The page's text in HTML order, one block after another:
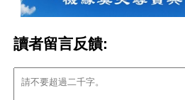
讀者留言反饋: